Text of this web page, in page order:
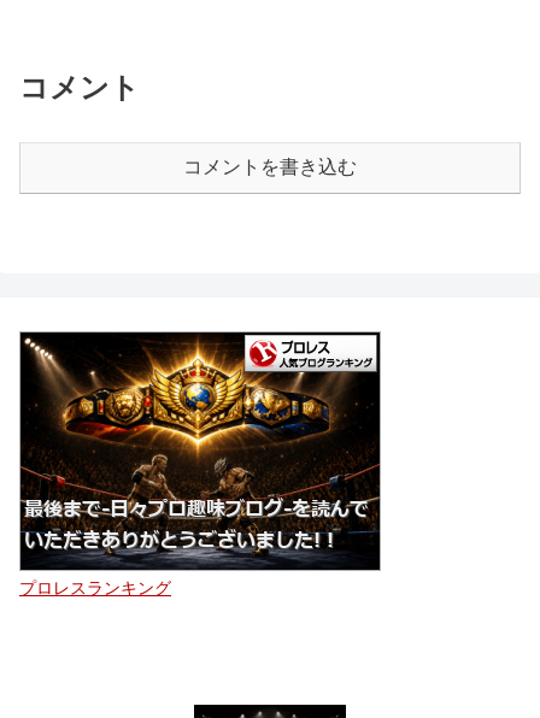
コメント
コメントを書き込む
プロレスランキング